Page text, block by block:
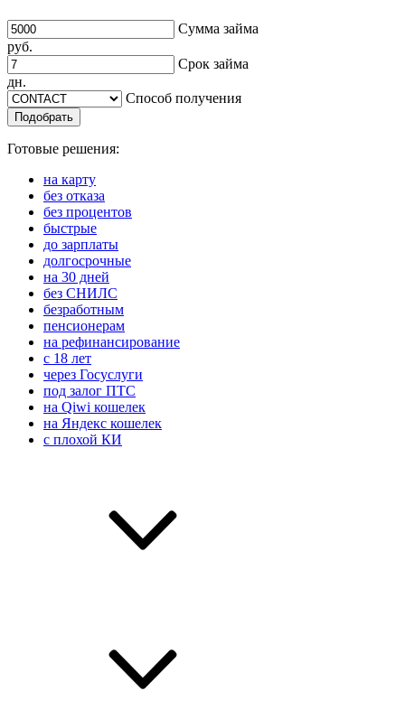
Сумма займа
руб.
Срок займа
дн.
Способ получения
Подобрать
Готовые решения:
на карту
без отказа
без процентов
быстрые
до зарплаты
долгосрочные
на 30 дней
без СНИЛС
безработным
пенсионерам
на рефинансирование
с 18 лет
через Госуслуги
под залог ПТС
на Qiwi кошелек
на Яндекс кошелек
с плохой КИ